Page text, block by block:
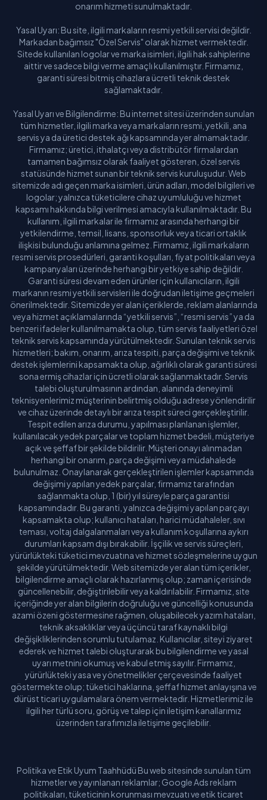
onarım hizmeti sunulmaktadır.
Yasal Uyarı: Bu site, ilgili markaların resmi yetkili servisi değildir.
Markadan bağımsız "Özel Servis" olarak hizmet vermektedir.
Sitede kullanılan logolar ve marka isimleri, ilgili hak sahiplerine
aittir ve sadece bilgi verme amaçlı kullanılmıştır. Firmamız,
garanti süresi bitmiş cihazlara ücretli teknik destek
sağlamaktadır.
Yasal Uyarı ve Bilgilendirme: Bu internet sitesi üzerinden sunulan
tüm hizmetler, ilgili marka veya markaların resmi, yetkili, ana
servis ya da üretici destek ağı kapsamında yer almamaktadır.
Firmamız; üretici, ithalatçı veya distribütör firmalardan
tamamen bağımsız olarak faaliyet gösteren, özel servis
statüsünde hizmet sunan bir teknik servis kuruluşudur. Web
sitemizde adı geçen marka isimleri, ürün adları, model bilgileri ve
logolar; yalnızca tüketicilere cihaz uyumluluğu ve hizmet
kapsamı hakkında bilgi verilmesi amacıyla kullanılmaktadır. Bu
kullanım, ilgili markalar ile firmamız arasında herhangi bir
yetkilendirme, temsil, lisans, sponsorluk veya ticari ortaklık
ilişkisi bulunduğu anlamına gelmez. Firmamız, ilgili markaların
resmi servis prosedürleri, garanti koşulları, fiyat politikaları veya
kampanyaları üzerinde herhangi bir yetkiye sahip değildir.
Garanti süresi devam eden ürünler için kullanıcıların, ilgili
markanın resmi yetkili servisleri ile doğrudan iletişime geçmeleri
önerilmektedir. Sitemizde yer alan içeriklerde, reklam alanlarında
veya hizmet açıklamalarında “yetkili servis”, “resmi servis” ya da
benzeri ifadeler kullanılmamakta olup, tüm servis faaliyetleri özel
teknik servis kapsamında yürütülmektedir. Sunulan teknik servis
hizmetleri; bakım, onarım, arıza tespiti, parça değişimi ve teknik
destek işlemlerini kapsamakta olup, ağırlıklı olarak garanti süresi
sona ermiş cihazlar için ücretli olarak sağlanmaktadır. Servis
talebi oluşturulmasının ardından, alanında deneyimli
teknisyenlerimiz müşterinin belirtmiş olduğu adrese yönlendirilir
ve cihaz üzerinde detaylı bir arıza tespit süreci gerçekleştirilir.
Tespit edilen arıza durumu, yapılması planlanan işlemler,
kullanılacak yedek parçalar ve toplam hizmet bedeli, müşteriye
açık ve şeffaf bir şekilde bildirilir. Müşteri onayı alınmadan
herhangi bir onarım, parça değişimi veya müdahalede
bulunulmaz. Onaylanarak gerçekleştirilen işlemler kapsamında
değişimi yapılan yedek parçalar, firmamız tarafından
sağlanmakta olup, 1 (bir) yıl süreyle parça garantisi
kapsamındadır. Bu garanti, yalnızca değişimi yapılan parçayı
kapsamakta olup; kullanıcı hataları, harici müdahaleler, sıvı
teması, voltaj dalgalanmaları veya kullanım koşullarına aykırı
durumları kapsam dışı bırakabilir. İşçilik ve servis süreçleri,
yürürlükteki tüketici mevzuatına ve hizmet sözleşmelerine uygun
şekilde yürütülmektedir. Web sitemizde yer alan tüm içerikler,
bilgilendirme amaçlı olarak hazırlanmış olup; zaman içerisinde
güncellenebilir, değiştirilebilir veya kaldırılabilir. Firmamız, site
içeriğinde yer alan bilgilerin doğruluğu ve güncelliği konusunda
azami özeni göstermesine rağmen, oluşabilecek yazım hataları,
teknik aksaklıklar veya üçüncü taraf kaynaklı bilgi
değişikliklerinden sorumlu tutulamaz. Kullanıcılar, siteyi ziyaret
ederek ve hizmet talebi oluşturarak bu bilgilendirme ve yasal
uyarı metnini okumuş ve kabul etmiş sayılır. Firmamız,
yürürlükteki yasa ve yönetmelikler çerçevesinde faaliyet
göstermekte olup; tüketici haklarına, şeffaf hizmet anlayışına ve
dürüst ticari uygulamalara önem vermektedir. Hizmetlerimiz ile
ilgili her türlü soru, görüş ve talep için iletişim kanallarımız
üzerinden tarafımızla iletişime geçilebilir.
Politika ve Etik Uyum Taahhüdü Bu web sitesinde sunulan tüm
hizmetler ve yayınlanan reklamlar; Google Ads reklam
politikaları, tüketicinin korunması mevzuatı ve etik ticaret